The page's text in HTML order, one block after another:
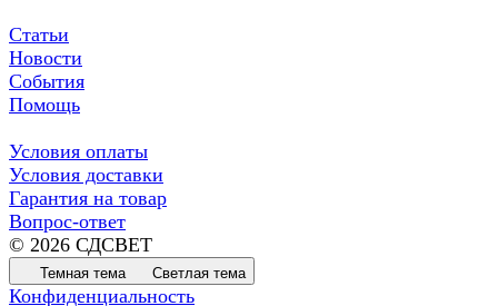
Статьи
Новости
События
Помощь
Условия оплаты
Условия доставки
Гарантия на товар
Вопрос-ответ
© 2026 СДСВЕТ
Темная тема Светлая тема
Конфиденциальность